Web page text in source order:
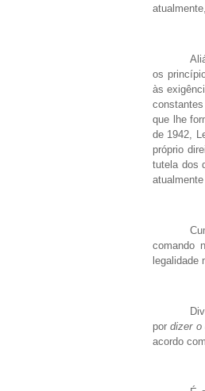
atualmente,
os
às
que lhe
de 1942,
próprio
tutela dos
comando
legalidade
pordizer o
acordo